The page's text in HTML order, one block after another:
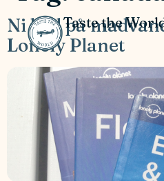
Taste the
Ni bud på
Lonely Planet